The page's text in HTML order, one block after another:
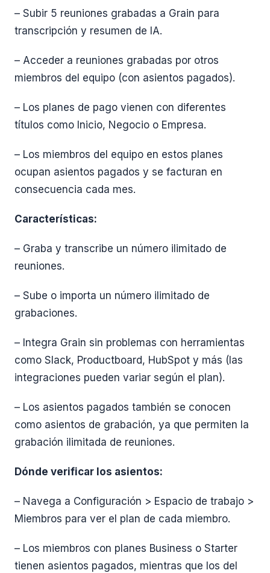
– Subir 5 reuniones grabadas a Grain para
transcripción y resumen de IA.
– Acceder a reuniones grabadas por otros
miembros del equipo (con asientos pagados).
– Los planes de pago vienen con diferentes
títulos como Inicio, Negocio o Empresa.
– Los miembros del equipo en estos planes
ocupan asientos pagados y se facturan en
consecuencia cada mes.
Características:
– Graba y transcribe un número ilimitado de
reuniones.
– Sube o importa un número ilimitado de
grabaciones.
– Integra Grain sin problemas con herramientas
como Slack, Productboard, HubSpot y más (las
integraciones pueden variar según el plan).
– Los asientos pagados también se conocen
como asientos de grabación, ya que permiten la
grabación ilimitada de reuniones.
Dónde verificar los asientos:
– Navega a Configuración > Espacio de trabajo >
Miembros para ver el plan de cada miembro.
– Los miembros con planes Business o Starter
tienen asientos pagados, mientras que los del